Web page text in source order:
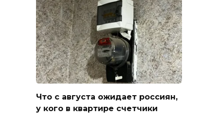
Что с августа ожидает россиян,
у кого в квартире счетчики